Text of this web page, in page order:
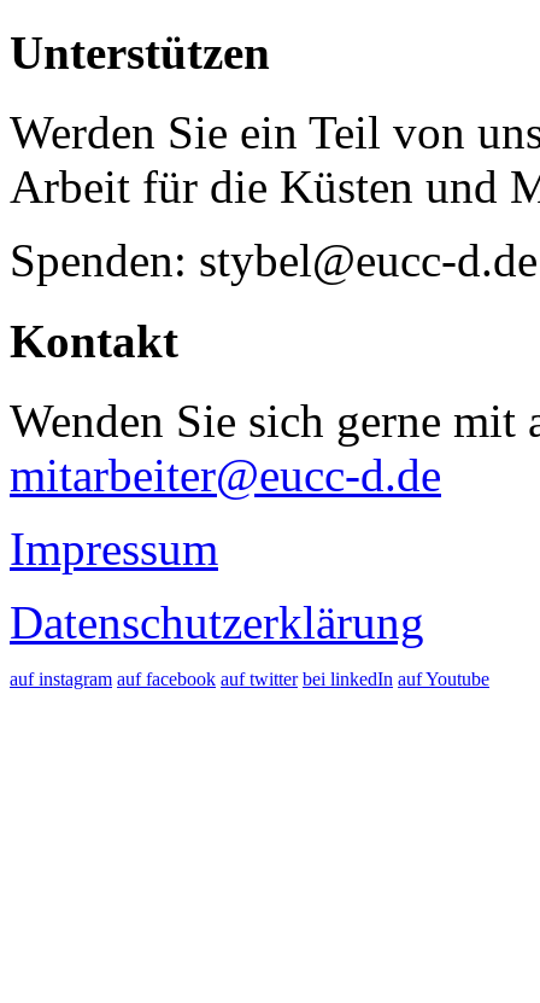
Unterstützen
Werden Sie ein Teil von
Arbeit für die Küsten und
Spenden: stybel@eucc-d.de
Kontakt
Wenden Sie sich gerne mit
mitarbeiter@eucc-d.de
Impressum
Datenschutzerklärung
auf instagram auf facebook auf twitter bei linkedIn auf Youtube